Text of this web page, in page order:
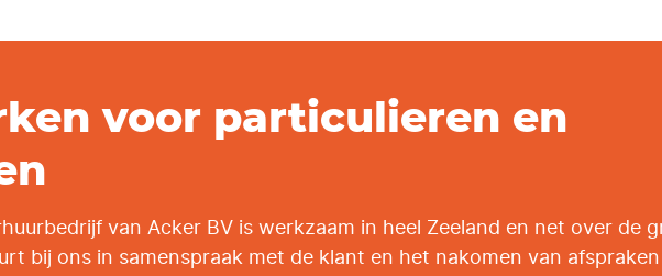
voor particulieren en
van Acker BV is werkzaam in heel Zeeland en net over de
bij ons in samenspraak met de klant en het nakomen van afspraken